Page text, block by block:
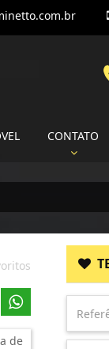
CONTATO
de